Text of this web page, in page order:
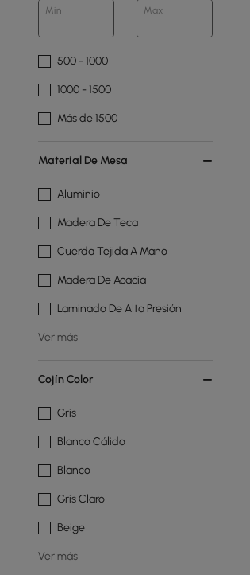
Min Max
500 - 1000
1000 - 1500
Más de 1500
Material De Mesa
Aluminio
Madera De Teca
Cuerda Tejida A Mano
Madera De Acacia
Laminado De Alta Presión
Ver más
Cojín Color
Gris
Blanco Cálido
Blanco
Gris Claro
Beige
Ver más